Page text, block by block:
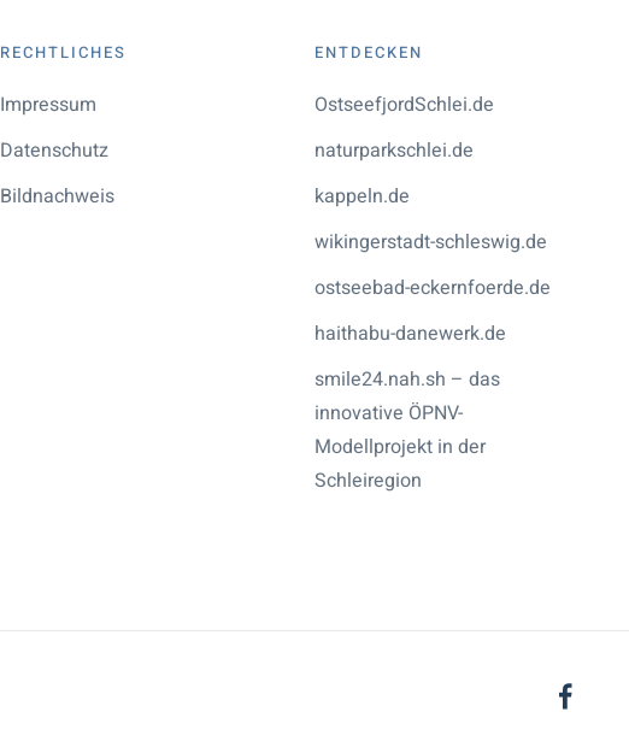
RECHTLICHES
Impressum
Datenschutz
Bildnachweis
ENTDECKEN
OstseefjordSchlei.de
naturparkschlei.de
kappeln.de
wikingerstadt-schleswig.de
ostseebad-eckernfoerde.de
haithabu-danewerk.de
smile24.nah.sh – das
innovative ÖPNV-
Modellprojekt in der
Schleiregion